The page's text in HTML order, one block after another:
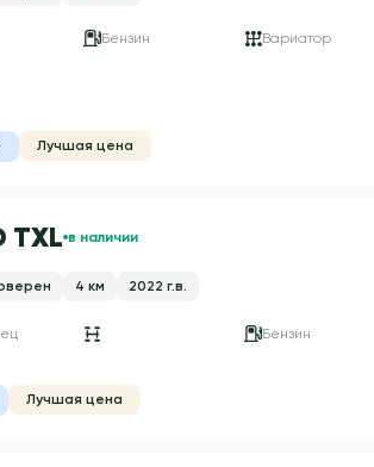
Бензин Вариатор
Лучшая цена
TXL в наличии
4 км 2022 г.в.
Бензин
Лучшая цена